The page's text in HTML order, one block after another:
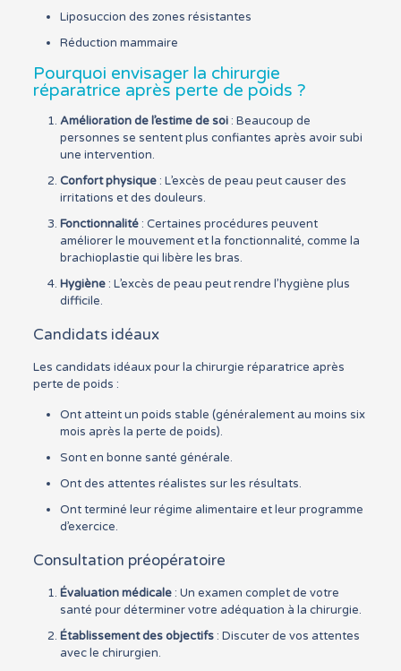
Liposuccion des zones résistantes
Réduction mammaire
Pourquoi envisager la chirurgie
réparatrice après perte de poids ?
Amélioration de l’estime de soi: Beaucoup de
personnes se sentent plus confiantes après avoir subi
une intervention.
Confort physique: L’excès de peau peut causer des
irritations et des douleurs.
Fonctionnalité: Certaines procédures peuvent
améliorer le mouvement et la fonctionnalité, comme la
brachioplastie qui libère les bras.
Hygiène: L’excès de peau peut rendre l’hygiène plus
difficile.
Candidats idéaux
Les candidats idéaux pour la chirurgie réparatrice après
perte de poids :
Ont atteint un poids stable (généralement au moins six
mois après la perte de poids).
Sont en bonne santé générale.
Ont des attentes réalistes sur les résultats.
Ont terminé leur régime alimentaire et leur programme
d’exercice.
Consultation préopératoire
Évaluation médicale: Un examen complet de votre
santé pour déterminer votre adéquation à la chirurgie.
Établissement des objectifs: Discuter de vos attentes
avec le chirurgien.